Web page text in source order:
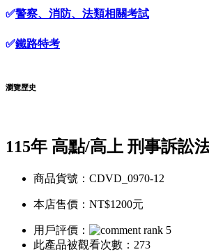
✅警察、消防、法類相關考試
✅鐵路特考
瀏覽歷史
115年 高點/高上 刑事訴訟
商品貨號：CDVD_0970-12
本店售價： NT$1200元
用戶評價：
此產品被觀看次數：273